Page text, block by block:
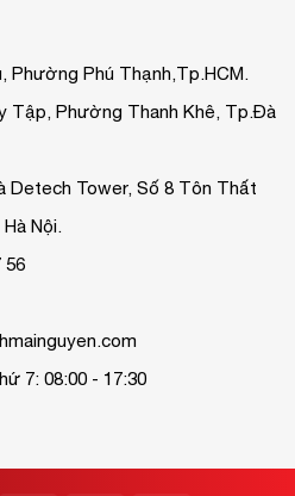
Phường Phú Thạnh,Tp.HCM.
Tập, Phường Thanh Khê, Tp.Đà
Detech Tower, Số 8 Tôn Thất
Nội.
56
7: 08:00 - 17:30